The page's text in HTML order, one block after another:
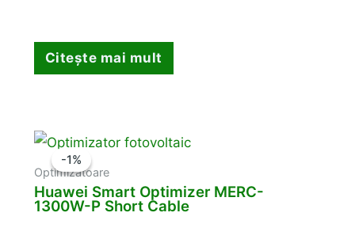
Citește mai mult
-1%
-1%
Optimizatoare
Huawei Smart Optimizer MERC-
1300W-P Short Cable